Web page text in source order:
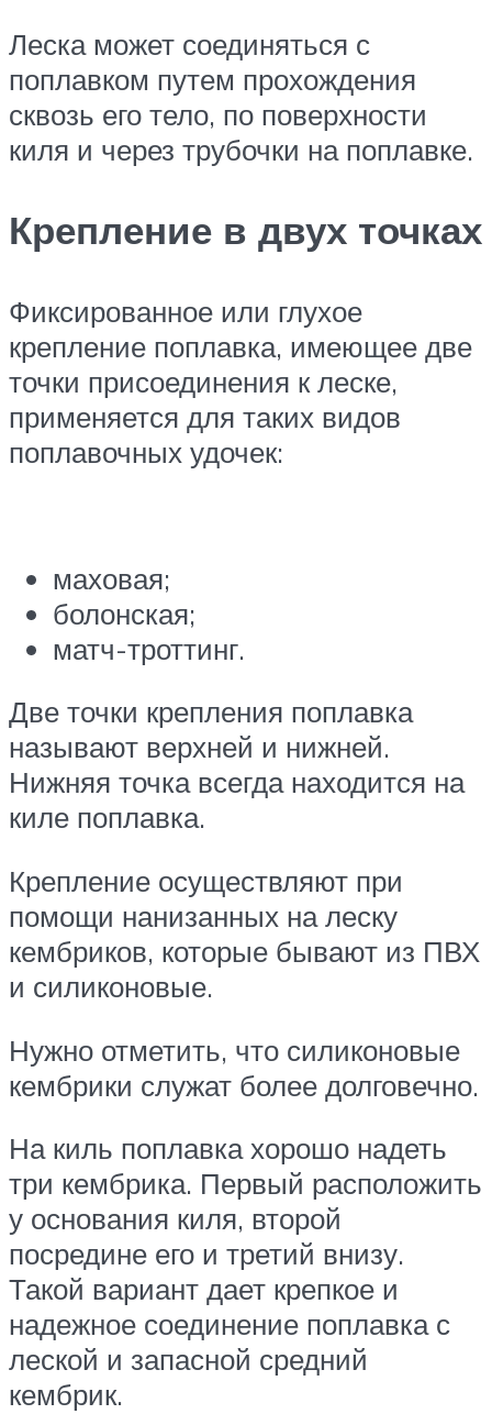
Леска может соединяться с
поплавком путем прохождения
сквозь его тело, по поверхности
киля и через трубочки на поплавке.
Крепление в двух точках
Фиксированное или глухое
крепление поплавка, имеющее две
точки присоединения к леске,
применяется для таких видов
поплавочных удочек:
маховая;
болонская;
матч-троттинг.
Две точки крепления поплавка
называют верхней и нижней.
Нижняя точка всегда находится на
киле поплавка.
Крепление осуществляют при
помощи нанизанных на леску
кембриков, которые бывают из ПВХ
и силиконовые.
Нужно отметить, что силиконовые
кембрики служат более долговечно.
На киль поплавка хорошо надеть
три кембрика. Первый расположить
у основания киля, второй
посредине его и третий внизу.
Такой вариант дает крепкое и
надежное соединение поплавка с
леской и запасной средний
кембрик.